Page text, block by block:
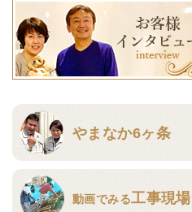
やまなか6ヶ条
動画でみる工事現場